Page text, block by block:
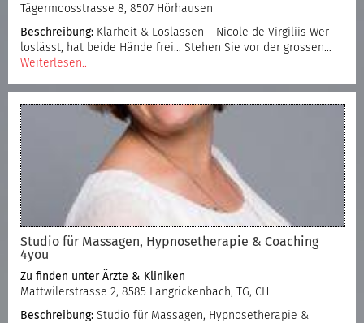
Tägermoosstrasse 8, 8507 Hörhausen
Beschreibung: Klarheit & Loslassen – Nicole de Virgiliis Wer
loslässt, hat beide Hände frei… Stehen Sie vor der grossen…
Weiterlesen..
Studio für Massagen, Hypnosetherapie & Coaching
4you
Zu finden unter Ärzte & Kliniken
Mattwilerstrasse 2, 8585 Langrickenbach, TG, CH
Beschreibung: Studio für Massagen, Hypnosetherapie &